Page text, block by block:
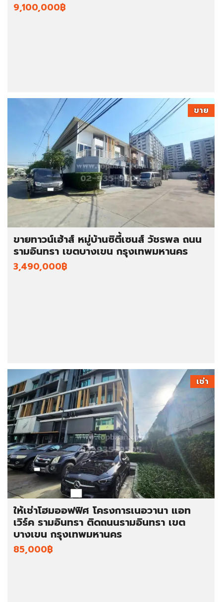
9,100,000฿
ขาย
ขายทาวน์เฮ้าส์ หมู่บ้านซิตี้เซนส์ วัชรพล ถนน
รามอินทรา เขตบางเขน กรุงเทพมหานคร
3,490,000฿
เช่า
ให้เช่าโฮมออฟฟิศ โครงการเนอวานา แอท
เวิร์ค รามอินทรา ติดถนนรามอินทรา เขต
บางเขน กรุงเทพมหานคร
85,000฿